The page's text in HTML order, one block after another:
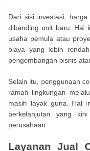
Dari sisi investasi,
dibanding unit baru. Hal
usaha pemula atau
biaya yang lebih
pengembangan bisnis
Selain itu, penggunaan
ramah lingkungan
masih layak guna. Hal
berkelanjutan yang
perusahaan.
Layanan Jual